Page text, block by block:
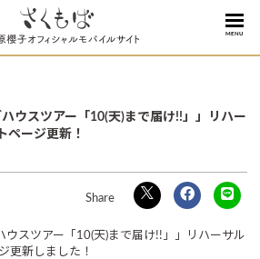
MENU
ハウスツアー「10(天)まで届け!!」」リハー
ページ更新！
ウスツアー「10(天)まで届け!!」」リハーサル
更新しました！